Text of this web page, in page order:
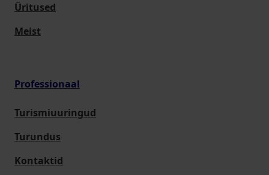
Üritused
Meist
Professionaal
Turismiuuringud
Turundus
Kontaktid